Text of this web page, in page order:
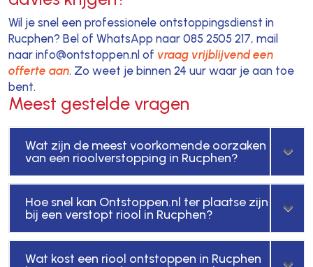
Wil je snel een professionele ontstoppingsdienst in
Rucphen? Bel of WhatsApp naar 085 2505 217, mail
naar info@ontstoppen.nl of vraag vrijblijvend een
offerte aan. Zo weet je binnen 24 uur waar je aan toe
bent.
Meest gestelde vragen
Wat zijn de meest voorkomende oorzaken
van een rioolverstopping in Rucphen?
Hoe snel kan Ontstoppen.nl ter plaatse zijn
bij een verstopt riool in Rucphen?
Wat kost een riool ontstoppen in Rucphen